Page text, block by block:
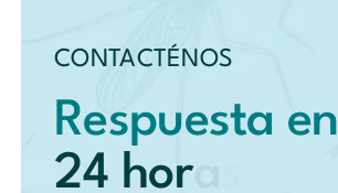
CONTACTÉNOS
Respuesta en